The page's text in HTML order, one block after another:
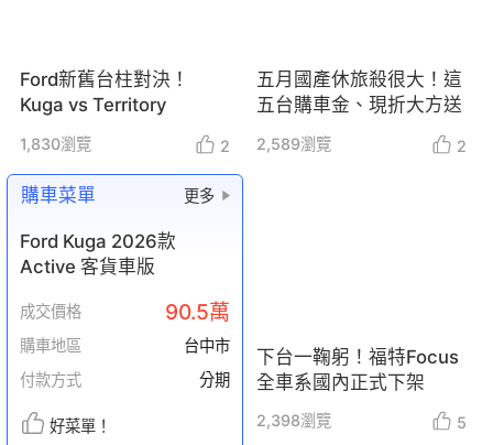
Ford新舊台柱對決！
Kuga vs Territory
1,830瀏覽 2
購車菜單 更多
Ford Kuga 2026款
Active 客貨車版
成交價格 90.5萬
購車地區
台中市
付款方式
分期
好菜單！
五月國產休旅殺很大！這
五台購車金、現折大方送
2,589瀏覽 2
下台一鞠躬！福特Focus
全車系國內正式下架
2,398瀏覽 5